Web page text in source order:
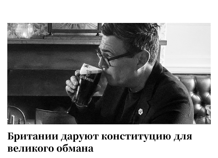
Британии даруют конституцию для
великого обмана